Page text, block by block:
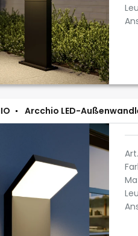
Arcchio LED-